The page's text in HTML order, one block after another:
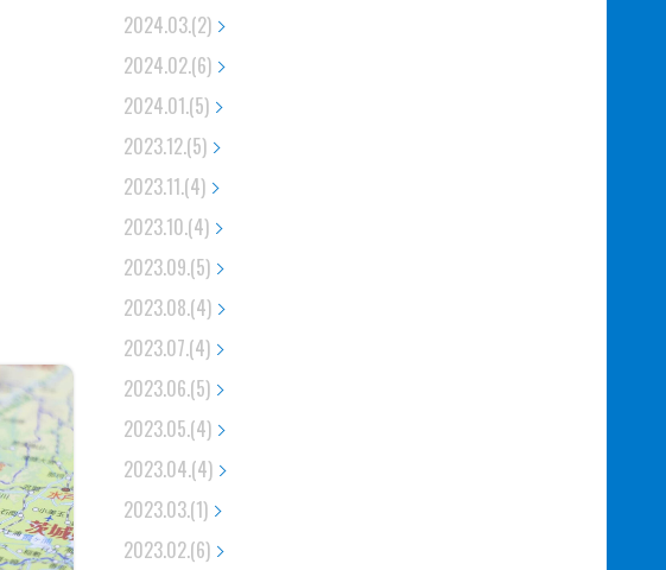
2024.03.(2)
2024.02.(6)
2024.01.(5)
2023.12.(5)
2023.11.(4)
2023.10.(4)
2023.09.(5)
2023.08.(4)
2023.07.(4)
2023.06.(5)
2023.05.(4)
2023.04.(4)
2023.03.(1)
2023.02.(6)